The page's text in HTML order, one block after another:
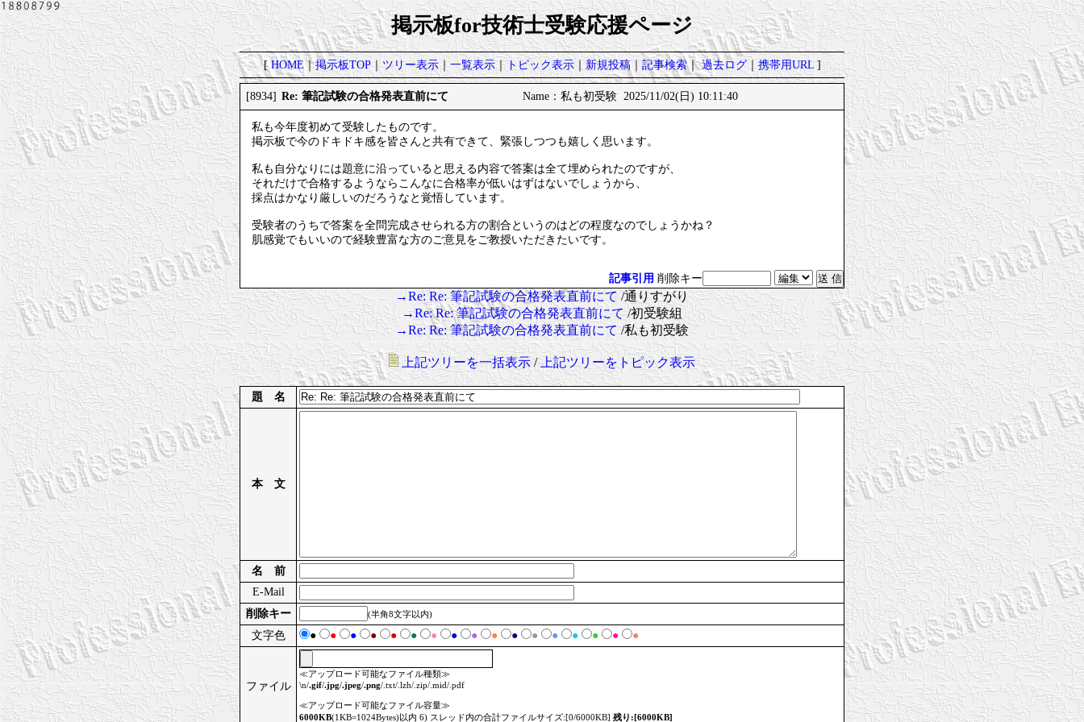
掲示板for技術士受験応援ページ
[HOME｜掲示板TOP｜ツリー表示｜一覧表示｜トピック表示｜新規投稿｜記事検索｜過去ログ｜携帯用URL]
[8934] Re: 筆記試験の合格発表直前にて Name：私も初受験 2025/11/02(日) 10:11:40
私も今年度初めて受験したものです。
掲示板で今のドキドキ感を皆さんと共有できて、緊張しつつも嬉しく思います。
私も自分なりには題意に沿っていると思える内容で答案は全て埋められたのですが、
それだけで合格するようならこんなに合格率が低いはずはないでしょうから、
採点はかなり厳しいのだろうなと覚悟しています。
受験者のうちで答案を全問完成させられる方の割合というのはどの程度なのでしょうかね？
肌感覚でもいいので経験豊富な方のご意見をご教授いただきたいです。
記事引用 削除キー
→Re: Re: 筆記試験の合格発表直前にて/通りすがり
→Re: Re: 筆記試験の合格発表直前にて/初受験組
→Re: Re: 筆記試験の合格発表直前にて/私も初受験
上記ツリーを一括表示/上記ツリーをトピック表示
題 名
本 文
名 前
E-Mail
削除キー
(半角8文字以内)
文字色 ● ● ● ● ● ● ● ● ● ● ● ● ● ● ● ● ●
ファイル
≪アップロード可能なファイル種類≫
\n/.gif/.jpg/.jpeg/.png/.txt/.lzh/.zip/.mid/.pdf
≪アップロード可能なファイル容量≫
6000KB(1KB=1024Bytes)以内 6) スレッド内の合計ファイルサイズ:[0/6000KB] 残り:[6000KB]